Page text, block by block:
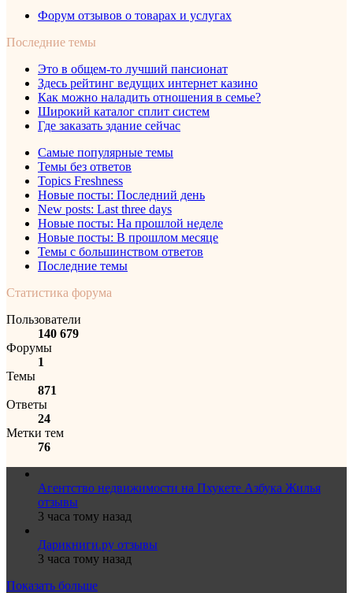
Форум отзывов о товарах и услугах
Последние темы
Это в общем-то лучший пансионат
Здесь рейтинг ведущих интернет казино
Как можно наладить отношения в семье?
Широкий каталог сплит систем
Где заказать здание сейчас
Самые популярные темы
Темы без ответов
Topics Freshness
Новые посты: Последний день
New posts: Last three days
Новые посты: На прошлой неделе
Новые посты: В прошлом месяце
Темы с большинством ответов
Последние темы
Статистика форума
Пользователи
140 679
Форумы
1
Темы
871
Ответы
24
Метки тем
76
Агентство недвижимости на Пхукете Азбука Жилья
отзывы
3 часа тому назад
Дарикниги.ру отзывы
3 часа тому назад
Показать больше